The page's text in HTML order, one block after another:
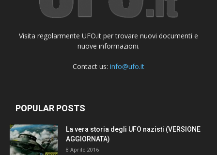
Visita regolarmente UFO.it per trovare nuovi documenti e
nuove informazioni.
Contact us: info@ufo.it
POPULAR POSTS
La vera storia degli UFO nazisti (VERSIONE
AGGIORNATA)
8 Aprile 2016